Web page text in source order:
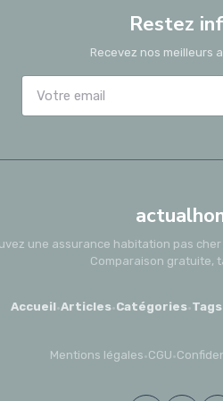
Restez
Recevez nos meilleurs
une assurance habitation pas
Comparaison gratuite,
Accueil·Articles·Catégories·Tags
Mentions légales·CGU·